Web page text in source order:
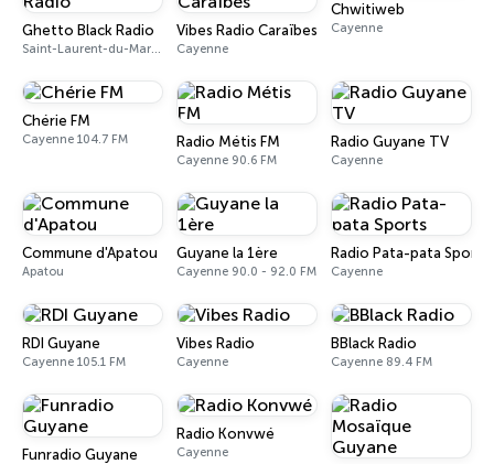
Ghetto Black Radio
Saint-Laurent-du-Maroni
Vibes Radio Caraïbes
Cayenne
Chwitiweb
Cayenne
Chérie FM
Cayenne 104.7 FM Radio Métis FM
Cayenne 90.6 FM
Radio Guyane TV
Cayenne
Commune d'Apatou
Apatou
Guyane la 1ère
Cayenne 90.0 - 92.0 FM
Radio Pata-pata Sports
Cayenne
RDI Guyane
Cayenne 105.1 FM
Vibes Radio
Cayenne
BBlack Radio
Cayenne 89.4 FM
Funradio Guyane
Radio Konvwé
Cayenne